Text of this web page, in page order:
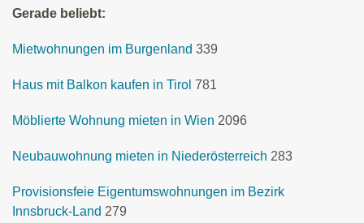
Gerade beliebt:
Mietwohnungen im Burgenland 339
Haus mit Balkon kaufen in Tirol 781
Möblierte Wohnung mieten in Wien 2096
Neubauwohnung mieten in Niederösterreich 283
Provisionsfeie Eigentumswohnungen im Bezirk
Innsbruck-Land 279